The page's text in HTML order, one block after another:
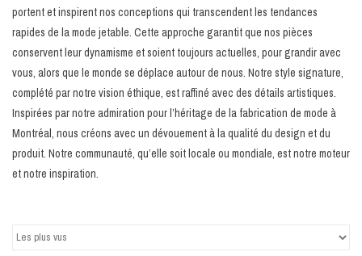
portent et inspirent nos conceptions qui transcendent les tendances
rapides de la mode jetable. Cette approche garantit que nos pièces
conservent leur dynamisme et soient toujours actuelles, pour grandir avec
vous, alors que le monde se déplace autour de nous. Notre style signature,
complété par notre vision éthique, est raffiné avec des détails artistiques.
Inspirées par notre admiration pour l’héritage de la fabrication de mode à
Montréal, nous créons avec un dévouement à la qualité du design et du
produit. Notre communauté, qu’elle soit locale ou mondiale, est notre moteur
et notre inspiration.